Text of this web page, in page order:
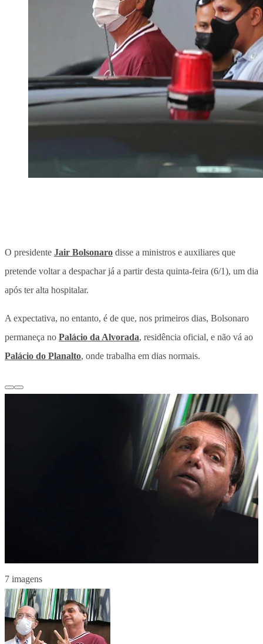
O presidente Jair Bolsonaro disse a ministros e auxiliares que
pretende voltar a despachar já a partir desta quinta-feira (6/1), um dia
após ter alta hospitalar.
A expectativa, no entanto, é de que, nos primeiros dias, Bolsonaro
permaneça no Palácio da Alvorada, residência oficial, e não vá ao
Palácio do Planalto, onde trabalha em dias normais.
7 imagens